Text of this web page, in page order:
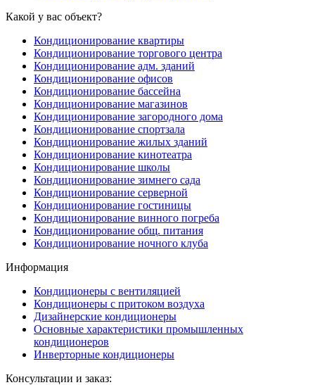
Какой у вас объект?
Кондиционирование квартиры
Кондиционирование торгового центра
Кондиционирование адм. зданий
Кондиционирование офисов
Кондиционирование бассейна
Кондиционирование магазинов
Кондиционирование загородного дома
Кондиционирование спортзала
Кондиционирование жилых зданий
Кондиционирование кинотеатра
Кондиционирование школы
Кондиционирование зимнего сада
Кондиционирование серверной
Кондиционирование гостиницы
Кондиционирование винного погреба
Кондиционирование общ. питания
Кондиционирование ночного клуба
Информация
Кондиционеры с вентиляцией
Кондиционеры с притоком воздуха
Дизайнерские кондиционеры
Основные характеристики промышленных
кондиционеров
Инверторные кондиционеры
Консультации и заказ: